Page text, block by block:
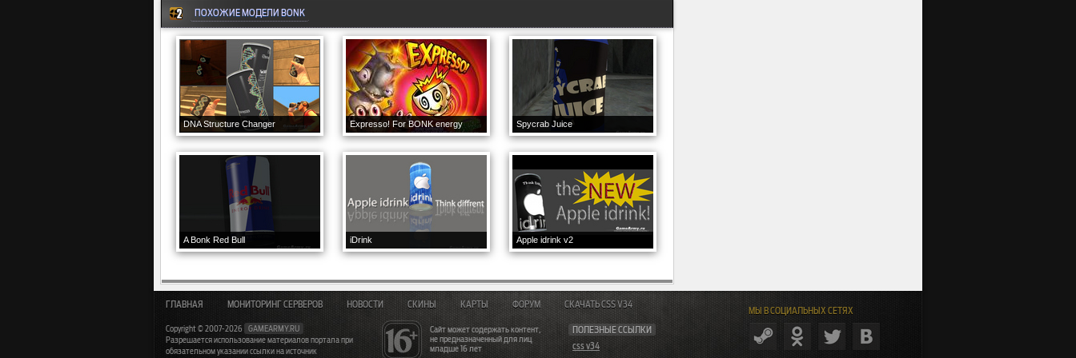
ПОХОЖИЕ МОДЕЛИ BONK
DNA Structure Changer Expresso! For BONK energy Spycrab Juice
A Bonk Red Bull iDrink Apple idrink v2
МЫ В СОЦИАЛЬНЫХ СЕТЯХ
Сайт может содержать контент,
не предназначенный для лиц
младше 16 лет
ПОЛЕЗНЫЕ ССЫЛКИ
css v34
ГЛАВНАЯ МОНИТОРИНГ СЕРВЕРОВ НОВОСТИ СКИНЫ КАРТЫ ФОРУМ СКАЧАТЬ CSS V34
Copyright © 2007-2026
GAMEARMY.RU
Разрешается использование материалов портала при
обязательном указании ссылки на источник